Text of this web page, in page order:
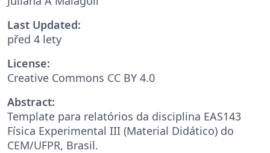
Last Updated:
před 4 lety
License:
Creative Commons CC BY 4.0
Abstract:
Template para relatórios da disciplina EAS143
Física Experimental III (Material Didático) do
CEM/UFPR, Brasil.